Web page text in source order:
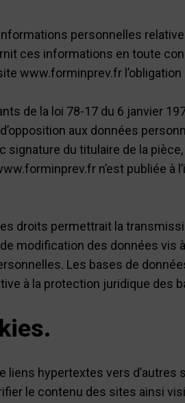
personnelles
ces informations en toute
www.forminprev.fr
de la loi 78-17 du 6 janvier
aux données
signature du titulaire de la
n’est publiée à
droits permettrait la
modification des données vis
Les bases de
à la protection juridique des
hypertextes vers d’autres
le contenu des sites ainsi